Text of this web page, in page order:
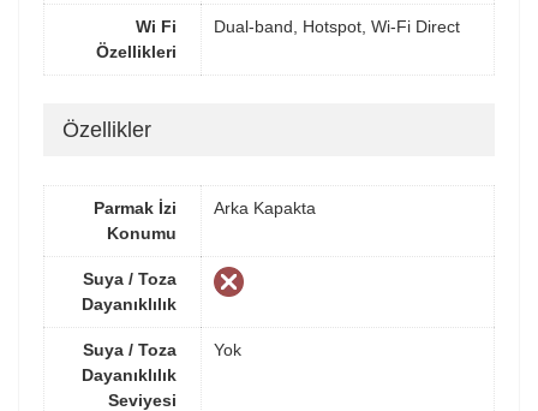
Wi Fi
Özellikleri
Dual-band, Hotspot, Wi-Fi Direct
Özellikler
Parmak İzi
Konumu
Arka Kapakta
Suya / Toza
Dayanıklılık
Suya / Toza
Dayanıklılık
Seviyesi
Yok